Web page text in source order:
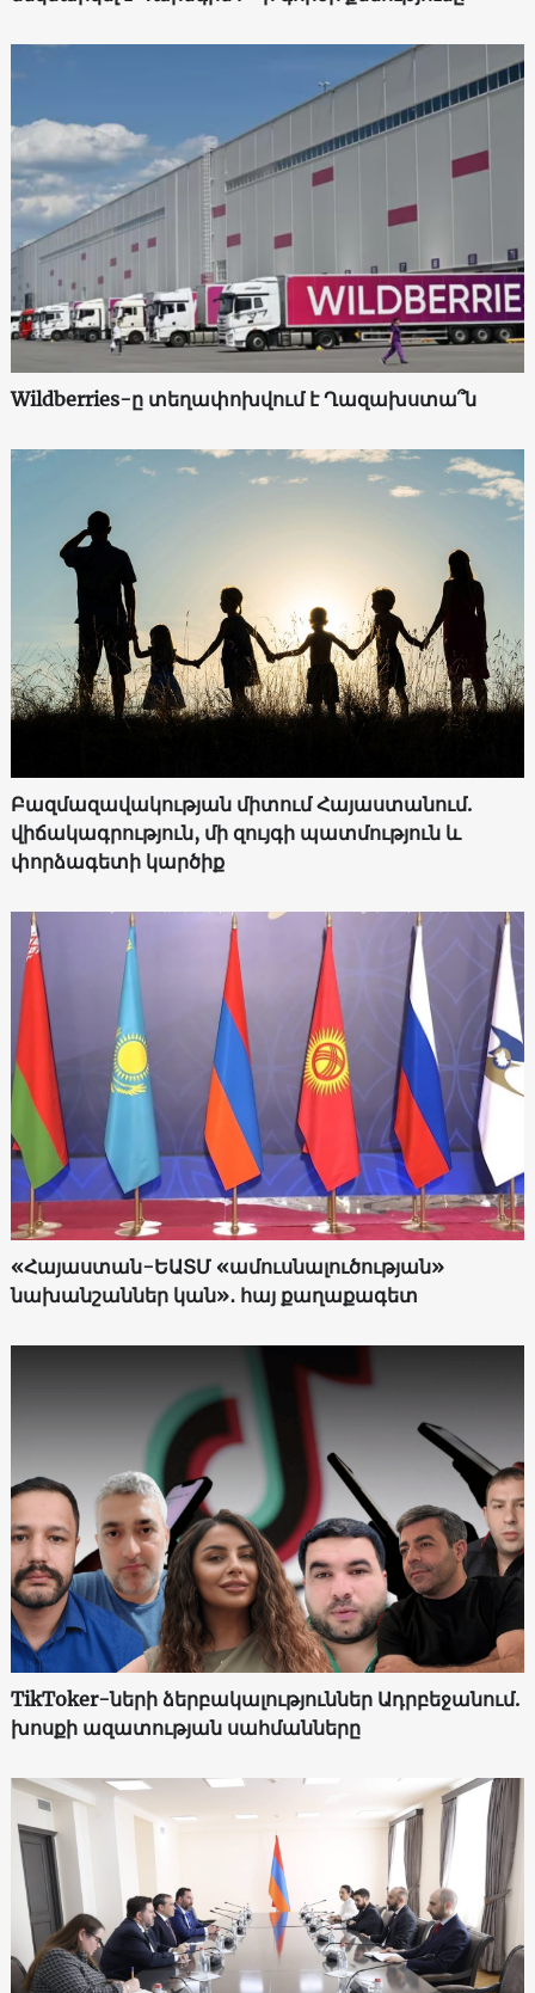
Wildberries-ը տեղափոխվում է Ղազախստա՞ն
Բազմազավակության միտում Հայաստանում.
վիճակագրություն, մի զույգի պատմություն և
փորձագետի կարծիք
«Հայաստան-ԵԱՏՄ «ամուսնալուծության»
նախանշաններ կան»․ հայ քաղաքագետ
TikToker-ների ձերբակալություններ Ադրբեջանում.
խոսքի ազատության սահմանները